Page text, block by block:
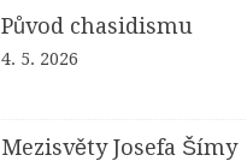
Původ chasidismu
4. 5. 2026
Mezisvěty Josefa Šímy